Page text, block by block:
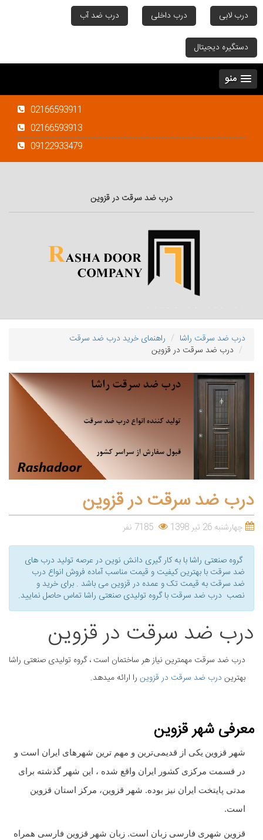
درب لابی درب داخلی درب ضد آب
دستگیره دیجیتال
منو
02166593911
02166593913
09122933479
درب ضد سرقت در قزوین
درب ضد سرقت راشا
راهنمای خرید درب ضد سرقت
درب ضد سرقت در قزوین
درب ضد سرقت در قزوین
چهارشنبه 26 تیر 1398
گروه صنعتی راشا با به کار گیری دانش نوین در عرصه تولید درب های
ضد سرقت با بهترین کیفیت و قیمت مناسب آماده فروش انواع درب
ضد سرقت به قیمت تک و عمده در قزوین می باشد . برای خرید و
نصب درب ضد سرقت با گروه تولیدی صنعتی راشا تماس حاصل نمایید.
درب ضد سرقت در قزوین
درب ضد سرقت مهمترین نیاز هر ساختمان است ، گروه تولیدی صنعتی راشا
بهترین درب ضد سرقت در قزوین را ارائه میدهد.
معرفی شهر قزوین
شهر قزوین یکی از قدیمی‌ترین و مهم ترین شهرهای ایران است و
در قسمت مرکزی کشور ایران واقع شده ، این شهر گذشته برای
مدتی پایتخت ایران نیز بوده‌. شهر قزوین، مرکز استان قزوین
است.
قزوین شهری فارسی زبان است. زبان شهر قزوین فارسی همراه